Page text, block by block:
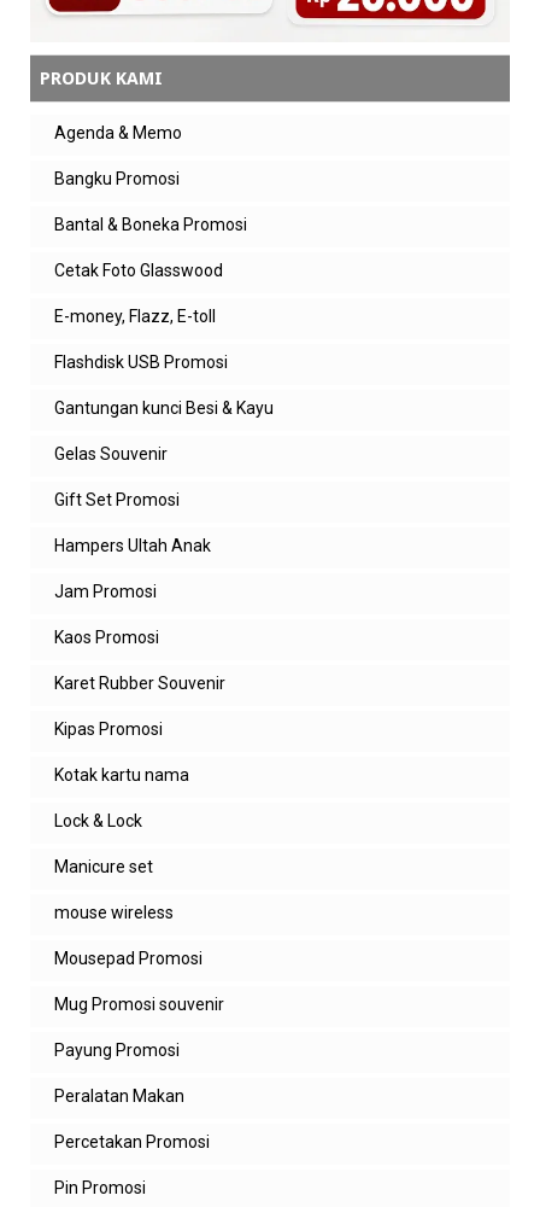
PRODUK KAMI
Agenda & Memo
Bangku Promosi
Bantal & Boneka Promosi
Cetak Foto Glasswood
E-money, Flazz, E-toll
Flashdisk USB Promosi
Gantungan kunci Besi & Kayu
Gelas Souvenir
Gift Set Promosi
Hampers Ultah Anak
Jam Promosi
Kaos Promosi
Karet Rubber Souvenir
Kipas Promosi
Kotak kartu nama
Lock & Lock
Manicure set
mouse wireless
Mousepad Promosi
Mug Promosi souvenir
Payung Promosi
Peralatan Makan
Percetakan Promosi
Pin Promosi